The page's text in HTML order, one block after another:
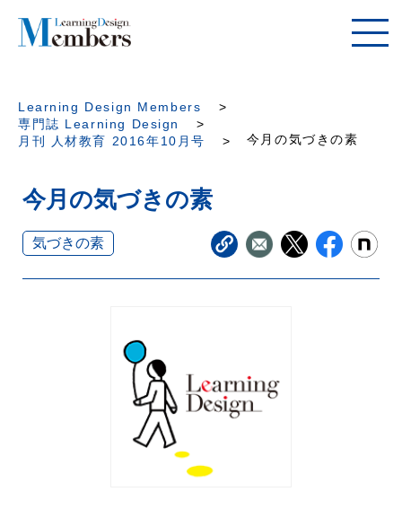
Learning Design Members
専門誌 Learning Design
月刊 人材教育 2016年10月号
今月の気づきの素
今月の気づきの素
気づきの素